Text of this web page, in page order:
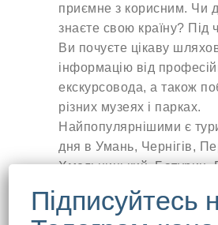
SHARM BRIDE RESORT AQUA PARK & SPA (EX. AQUA HOTEL RESORT & SPA)
Єгипет
REGENT LAGUNA
Індія
CLUB BENTOTA
Шрі-Ланка
FORTY WINKS PHUKET
Таїланд
приємне з корисним. Чи
знаєте свою країну? Під
Ви почуєте цікаву
інформацію від
екскурсовода, а також
різних музеях і парках.
Найпопулярнішими є
дня в Умань, Чернігів,
Хмельницький, Батурин,
запрошуємо в замок